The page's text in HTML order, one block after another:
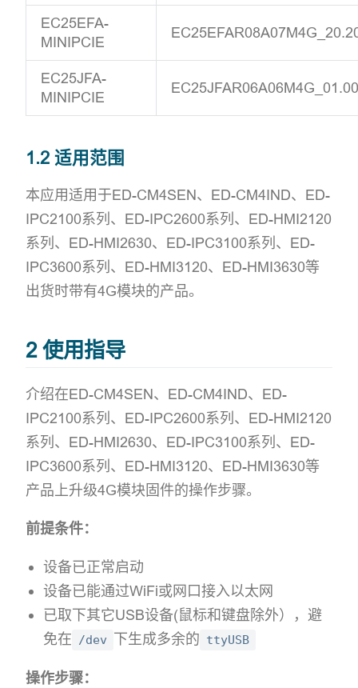
EC25EFA-
MINIPCIE
EC25JFA-
MINIPCIE
1.2 适用范围
本应用适用于ED-CM4SEN、ED-CM4IND、ED-
IPC2100系列、ED-IPC2600系列、ED-HMI2120
系列、ED-HMI2630、ED-IPC3100系列、ED-
IPC3600系列、ED-HMI3120、ED-HMI3630等
出货时带有4G模块的产品。
2 使用指导
介绍在ED-CM4SEN、ED-CM4IND、ED-
IPC2100系列、ED-IPC2600系列、ED-HMI2120
系列、ED-HMI2630、ED-IPC3100系列、ED-
IPC3600系列、ED-HMI3120、ED-HMI3630等
产品上升级4G模块固件的操作步骤。
前提条件：
设备已正常启动
设备已能通过WiFi或网口接入以太网
已取下其它USB设备(鼠标和键盘除外），避
免在 /dev 下生成多余的 ttyUSB
操作步骤：